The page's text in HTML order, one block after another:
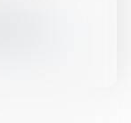
: la